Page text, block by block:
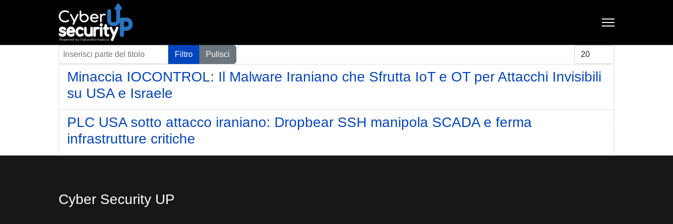
Inserisci parte del titolo Filtro Pulisci Visualizza #
Minaccia IOCONTROL: Il Malware Iraniano che Sfrutta IoT e OT per Attacchi Invisibili
su USA e Israele
PLC USA sotto attacco iraniano: Dropbear SSH manipola SCADA e ferma
infrastrutture critiche
Cyber Security UP